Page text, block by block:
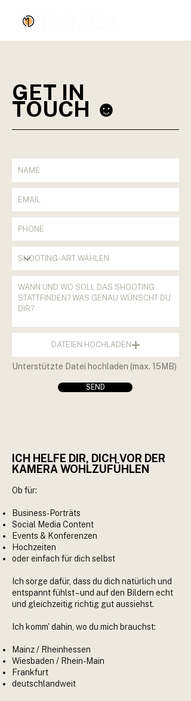
GET IN
TOUCH ☻
DATEIEN HOCHLADEN
Unterstützte Datei hochladen (max. 15MB)
SEND
ICH HELFE DIR, DICH VOR DER
KAMERA WOHLZUFÜHLEN
Ob für:
Business-Porträts
Social Media Content
Events & Konferenzen
Hochzeiten
oder einfach für dich selbst
Ich sorge dafür, dass du dich natürlich und
entspannt fühlst – und auf den Bildern echt
und gleichzeitig richtig gut aussiehst.
Ich komm' dahin, wo du mich brauchst:
Mainz / Rheinhessen
Wiesbaden / Rhein-Main
Frankfurt
deutschlandweit